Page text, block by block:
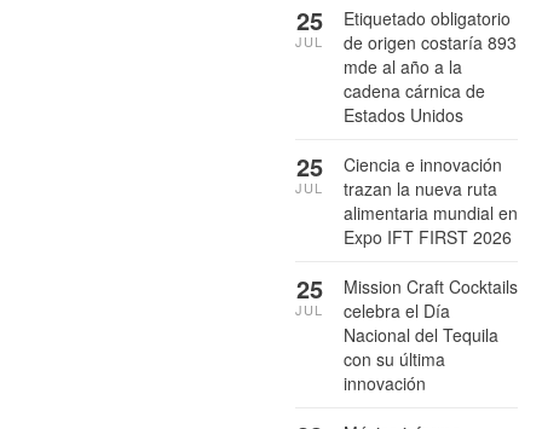
Etiquetado obligatorio
de origen costaría 893
mde al año a la
cadena cárnica de
Estados Unidos
25
JUL
Ciencia e innovación
trazan la nueva ruta
alimentaria mundial en
Expo IFT FIRST 2026
25
JUL
Mission Craft Cocktails
celebra el Día
Nacional del Tequila
con su última
innovación
25
JUL